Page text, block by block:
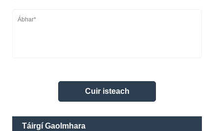
Táirgí Gaolmhara